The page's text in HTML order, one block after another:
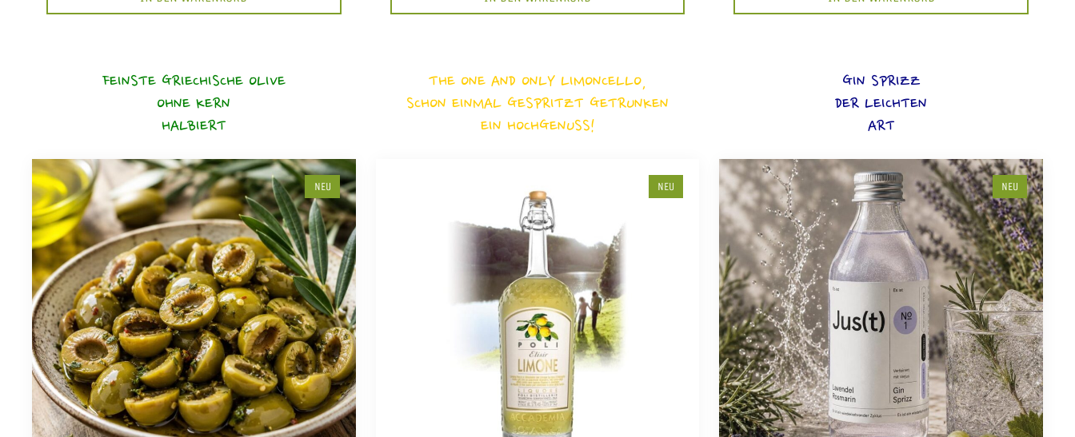
FEINSTE GRIECHISCHE OLIVE
OHNE KERN
HALBIERT
NEU
THE ONE AND ONLY LIMONCELLO,
SCHON EINMAL GESPRITZT GETRUNKEN
EIN HOCHGENUSS!
NEU
GIN SPRIZZ
DER LEICHTEN
ART
NEU